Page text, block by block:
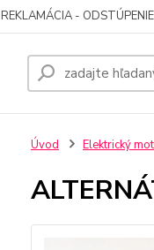
REKLAMÁCIA - ODSTÚPENIE
Úvod Elektrický